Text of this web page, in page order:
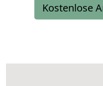
Kostenlose